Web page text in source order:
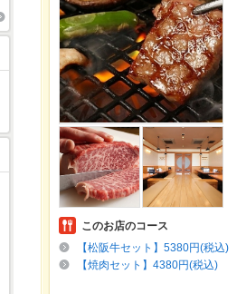
このお店のコース
【松阪牛セット】5380円(税込)
【焼肉セット】4380円(税込)